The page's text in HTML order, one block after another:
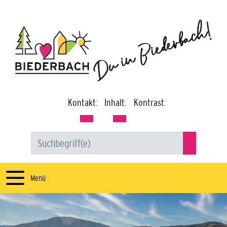
Kontakt: Inhalt: Kontrast:
Menü